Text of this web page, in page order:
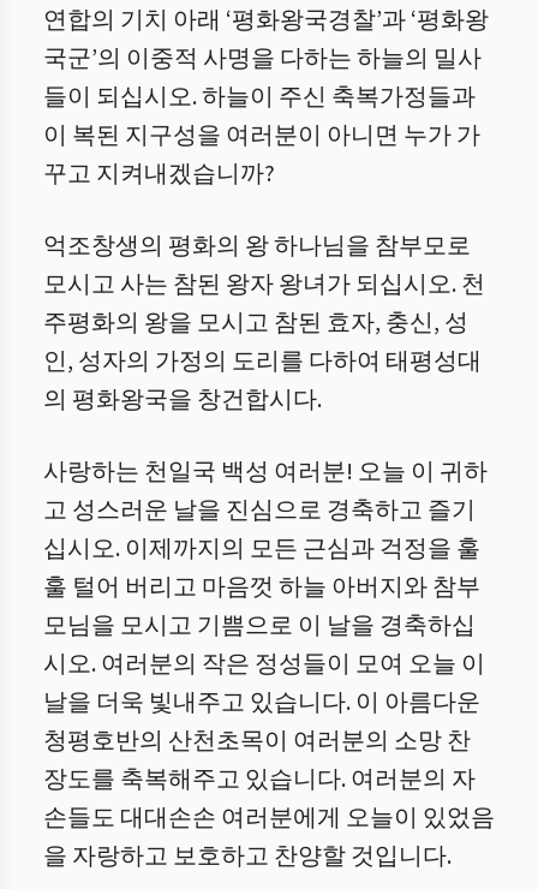
연합의 기치 아래 ‘평화왕국경찰’과 ‘평화왕
국군’의 이중적 사명을 다하는 하늘의 밀사
들이 되십시오. 하늘이 주신 축복가정들과
이 복된 지구성을 여러분이 아니면 누가 가
꾸고 지켜내겠습니까?
억조창생의 평화의 왕 하나님을 참부모로
모시고 사는 참된 왕자 왕녀가 되십시오. 천
주평화의 왕을 모시고 참된 효자, 충신, 성
인, 성자의 가정의 도리를 다하여 태평성대
의 평화왕국을 창건합시다.
사랑하는 천일국 백성 여러분! 오늘 이 귀하
고 성스러운 날을 진심으로 경축하고 즐기
십시오. 이제까지의 모든 근심과 걱정을 훌
훌 털어 버리고 마음껏 하늘 아버지와 참부
모님을 모시고 기쁨으로 이 날을 경축하십
시오. 여러분의 작은 정성들이 모여 오늘 이
날을 더욱 빛내주고 있습니다. 이 아름다운
청평호반의 산천초목이 여러분의 소망 찬
장도를 축복해주고 있습니다. 여러분의 자
손들도 대대손손 여러분에게 오늘이 있었음
을 자랑하고 보호하고 찬양할 것입니다.